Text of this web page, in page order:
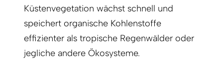
Küstenvegetation wächst schnell und
speichert organische Kohlenstoffe
effizienter als tropische Regenwälder oder
jegliche andere Ökosysteme.